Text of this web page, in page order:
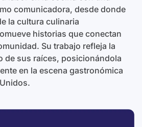
comunicadora, desde donde
la cultura culinaria
historias que conectan
Su trabajo refleja la
de sus raíces, posicionándola
en la escena gastronómica